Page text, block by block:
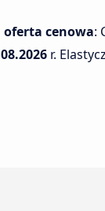
oferta cenowa:
r.